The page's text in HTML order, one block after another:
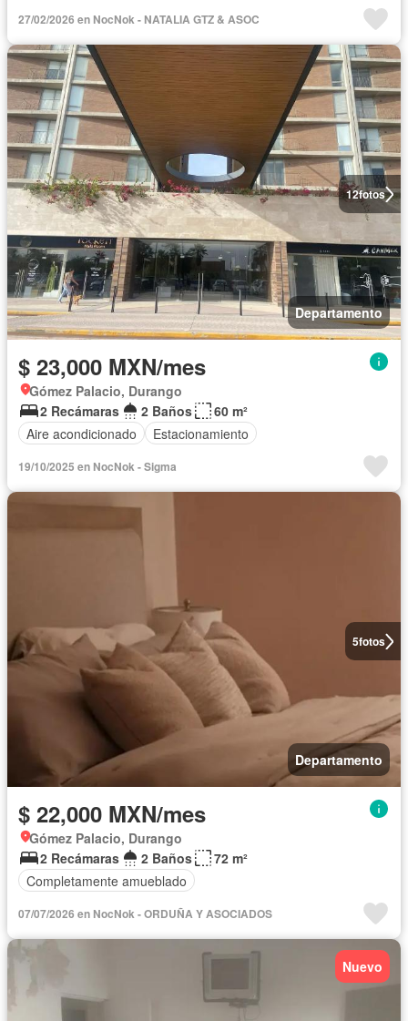
27/02/2026 en NocNok - NATALIA GTZ & ASOC
12fotos
Departamento
$ 23,000 MXN/mes
Gómez Palacio, Durango
2 Recámaras
2 Baños
60 m²
Aire acondicionado
Estacionamiento
19/10/2025 en NocNok - Sigma
5fotos
Departamento
$ 22,000 MXN/mes
Gómez Palacio, Durango
2 Recámaras
2 Baños
72 m²
Completamente amueblado
07/07/2026 en NocNok - ORDUÑA Y ASOCIADOS
Nuevo